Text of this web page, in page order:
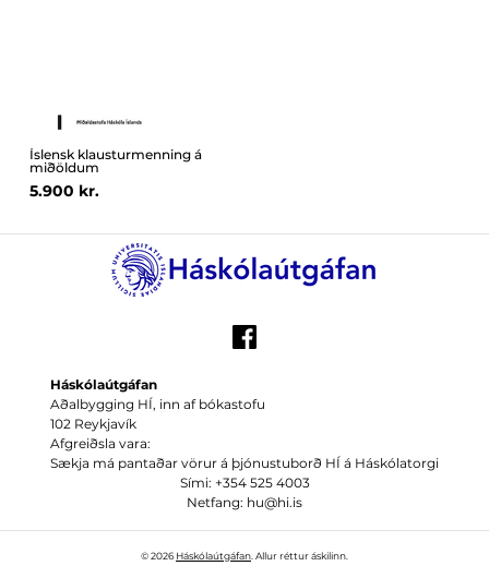
Íslensk klausturmenning á
miðöldum
5.900 kr.
Háskólaútgáfan
Aðalbygging HÍ, inn af bókastofu
102 Reykjavík
Afgreiðsla vara:
Sækja má pantaðar vörur á þjónustuborð HÍ á Háskólatorgi
Sími: +354 525 4003
Netfang: hu@hi.is
© 2026Háskólaútgáfan . Allur réttur áskilinn.